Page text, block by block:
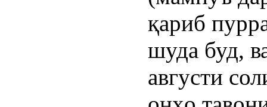
қариб
шуда буд,
августи